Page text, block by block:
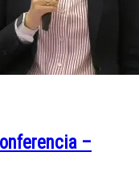
–